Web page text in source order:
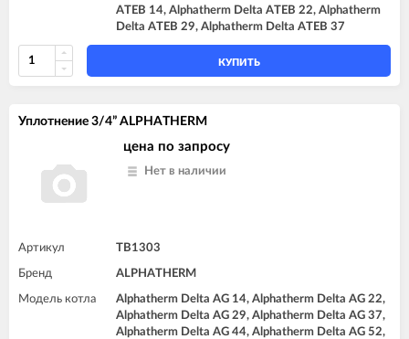
ATEB 14, Alphatherm Delta ATEB 22, Alphatherm
Delta ATEB 29, Alphatherm Delta ATEB 37
КУПИТЬ
Уплотнение 3/4” ALPHATHERM
цена по запросу
Нет в наличии
Артикул TB1303
Бренд ALPHATHERM
Модель котла
Alphatherm Delta AG 14, Alphatherm Delta AG 22,
Alphatherm Delta AG 29, Alphatherm Delta AG 37,
Alphatherm Delta AG 44, Alphatherm Delta AG 52,